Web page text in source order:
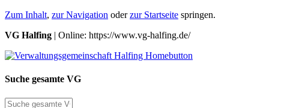
Zum Inhalt, zur Navigation oderzur Startseite springen.
VG Halfing | Online: https://www.vg-halfing.de/
Suche gesamte VG